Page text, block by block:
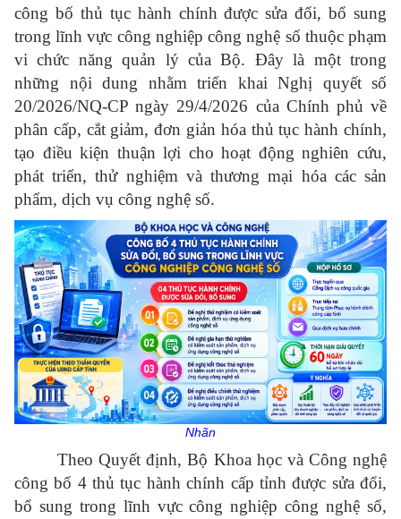
công bố thủ tục hành chính được sửa đổi, bổ sung
trong lĩnh vực công nghiệp công nghệ số thuộc phạm
vi chức năng quản lý của Bộ. Đây là một trong
những nội dung nhằm triển khai Nghị quyết số
20/2026/NQ-CP ngày 29/4/2026 của Chính phủ về
phân cấp, cắt giảm, đơn giản hóa thủ tục hành chính,
tạo điều kiện thuận lợi cho hoạt động nghiên cứu,
phát triển, thử nghiệm và thương mại hóa các sản
phẩm, dịch vụ công nghệ số.
Nhãn
Theo Quyết định, Bộ Khoa học và Công nghệ
công bố 4 thủ tục hành chính cấp tỉnh được sửa đổi,
bổ sung trong lĩnh vực công nghiệp công nghệ số,